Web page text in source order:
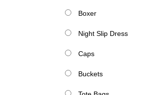
Boxer
Night Slip Dress
Caps
Buckets